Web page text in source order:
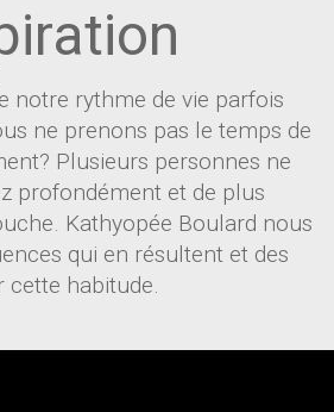
notre rythme de vie parfois
ne prenons pas le temps de
Plusieurs personnes ne
profondément et de plus
Kathyopée Boulard nous
qui en résultent et des
cette habitude.